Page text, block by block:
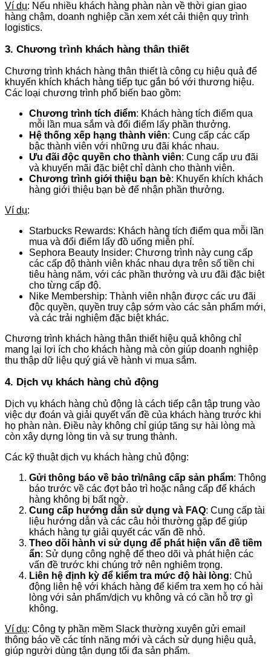
Ví dụ: Nếu nhiều khách hàng phàn nàn về thời gian giao
hàng chậm, doanh nghiệp cần xem xét cải thiện quy trình
logistics.
3. Chương trình khách hàng thân thiết
Chương trình khách hàng thân thiết là công cụ hiệu quả để
khuyến khích khách hàng tiếp tục gắn bó với thương hiệu.
Các loại chương trình phổ biến bao gồm:
Chương trình tích điểm: Khách hàng tích điểm qua
mỗi lần mua sắm và đổi điểm lấy phần thưởng.
Hệ thống xếp hạng thành viên: Cung cấp các cấp
bậc thành viên với những ưu đãi khác nhau.
Ưu đãi độc quyền cho thành viên: Cung cấp ưu đãi
và khuyến mãi đặc biệt chỉ dành cho thành viên.
Chương trình giới thiệu bạn bè: Khuyến khích khách
hàng giới thiệu bạn bè để nhận phần thưởng.
Ví dụ:
Starbucks Rewards: Khách hàng tích điểm qua mỗi lần
mua và đổi điểm lấy đồ uống miễn phí.
Sephora Beauty Insider: Chương trình này cung cấp
các cấp độ thành viên khác nhau dựa trên số tiền chi
tiêu hàng năm, với các phần thưởng và ưu đãi đặc biệt
cho từng cấp độ.
Nike Membership: Thành viên nhận được các ưu đãi
độc quyền, quyền truy cập sớm vào các sản phẩm mới,
và các trải nghiệm đặc biệt khác.
Chương trình khách hàng thân thiết hiệu quả không chỉ
mang lại lợi ích cho khách hàng mà còn giúp doanh nghiệp
thu thập dữ liệu quý giá về hành vi mua sắm.
4. Dịch vụ khách hàng chủ động
Dịch vụ khách hàng chủ động là cách tiếp cận tập trung vào
việc dự đoán và giải quyết vấn đề của khách hàng trước khi
họ phàn nàn. Điều này không chỉ giúp tăng sự hài lòng mà
còn xây dựng lòng tin và sự trung thành.
Các kỹ thuật dịch vụ khách hàng chủ động:
Gửi thông báo về bảo trì/nâng cấp sản phẩm: Thông
báo trước về các đợt bảo trì hoặc nâng cấp để khách
hàng không bị bất ngờ.
Cung cấp hướng dẫn sử dụng và FAQ: Cung cấp tài
liệu hướng dẫn và các câu hỏi thường gặp để giúp
khách hàng tự giải quyết các vấn đề nhỏ.
Theo dõi hành vi sử dụng để phát hiện vấn đề tiềm
ẩn: Sử dụng công nghệ để theo dõi và phát hiện các
vấn đề trước khi chúng trở nên nghiêm trọng.
Liên hệ định kỳ để kiểm tra mức độ hài lòng: Chủ
động liên hệ với khách hàng để kiểm tra xem họ có hài
lòng với sản phẩm/dịch vụ không và có cần hỗ trợ gì
không.
Ví dụ: Công ty phần mềm Slack thường xuyên gửi email
thông báo về các tính năng mới và cách sử dụng hiệu quả,
giúp người dùng tận dụng tối đa sản phẩm.